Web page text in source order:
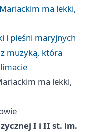
ma lekki,
i pieśni maryjnych
muzyką, która
ma lekki,
I i II st. im.